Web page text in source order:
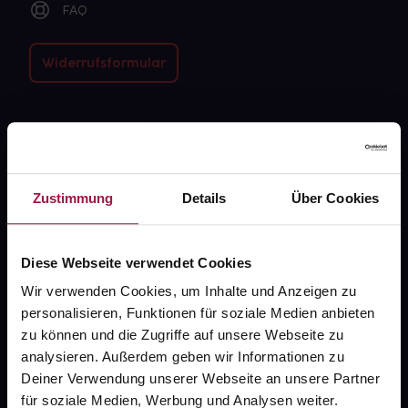
Zustimmung Details Über Cookies
Diese Webseite verwendet Cookies
Wir verwenden Cookies, um Inhalte und Anzeigen zu
personalisieren, Funktionen für soziale Medien anbieten
zu können und die Zugriffe auf unsere Webseite zu
analysieren. Außerdem geben wir Informationen zu
Deiner Verwendung unserer Webseite an unsere Partner
für soziale Medien, Werbung und Analysen weiter.
FAQ
Widerrufsformular
Karriere
Newsletter
Barrierefreiheitserklärung
PAYBACK
gesund-versorger.de